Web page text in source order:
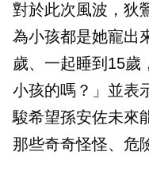
對於此次風波，狄
為小孩都是她寵出
歲、一起睡到15歲
小孩的嗎？」並表
駿希望孫安佐未來
那些奇奇怪怪、危